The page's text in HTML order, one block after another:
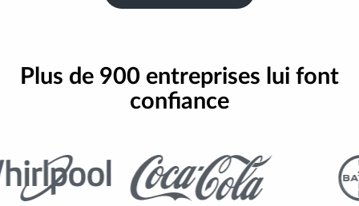
Plus de 900 entreprises lui font
confiance